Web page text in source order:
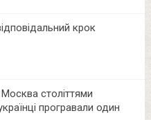
крок
століттями
програвали один